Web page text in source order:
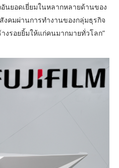
นยอดเยี่ยมในหลากหลายด้านของ
งคมผ่านการทำงานของกลุ่มธุรกิจ
งรอยยิ้มให้แก่คนมากมายทั่วโลก”